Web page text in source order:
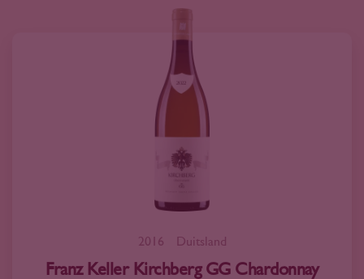
2016 Duitsland
Franz Keller Kirchberg GG Chardonnay